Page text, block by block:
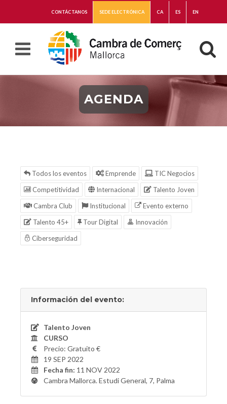
CONTÁCTANOS SEDE ELECTRÓNICA CA ES EN
AGENDA
Todos los eventos Emprende
TIC Negocios
Competitividad
Internacional
Talento Joven
Cambra Club
Institucional
Evento externo
Talento 45+
Tour Digital
Innovación
Ciberseguridad
Información del evento:
Talento Joven
CURSO
Precio: Gratuito €
19 SEP 2022
Fecha fin: 11 NOV 2022
Cambra Mallorca. Estudi General, 7, Palma